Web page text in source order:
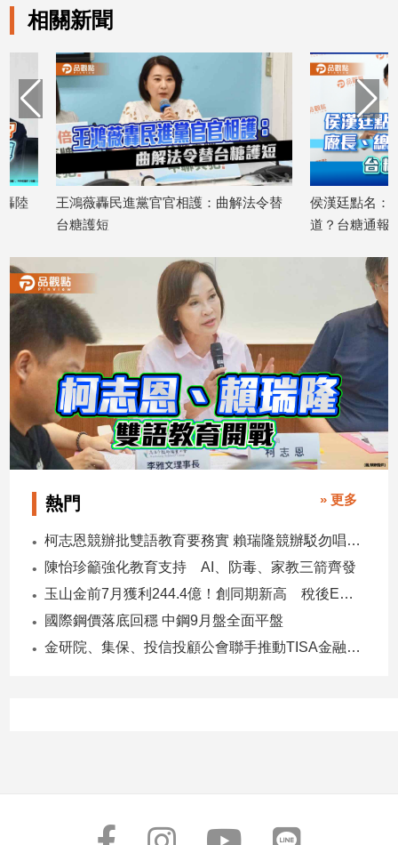
生
活
築/
室
計
遊/
星
座/
命
消
費
健
康/
子/
術
／
創
／
相關新聞
王鴻薇轟民進黨官官相護：曲解法令替
台糖護短
侯漢廷點名：廠長、
道？台糖通報鏈遭起
熱門 » 更多
柯志恩競辦批雙語教育要務實 賴瑞隆競辦駁勿唱衰高雄
陳怡珍籲強化教育支持 AI、防毒、家教三箭齊發
玉山金前7月獲利244.4億！創同期新高 稅後EPS自結1.51元
國際鋼價落底回穩 中鋼9月盤全面平盤
金研院、集保、投信投顧公會聯手推動TISA金融教育 將辦150場宣講